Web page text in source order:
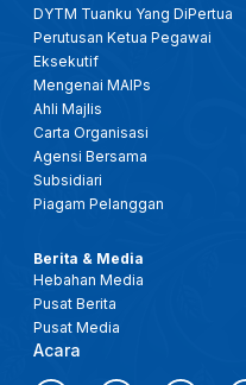
DYTM Tuanku Yang DiPertua
Perutusan Ketua Pegawai
Eksekutif
Mengenai MAIPs
Ahli Majlis
Carta Organisasi
Agensi Bersama
Subsidiari
Piagam Pelanggan
Berita & Media
Hebahan Media
Pusat Berita
Pusat Media
Acara